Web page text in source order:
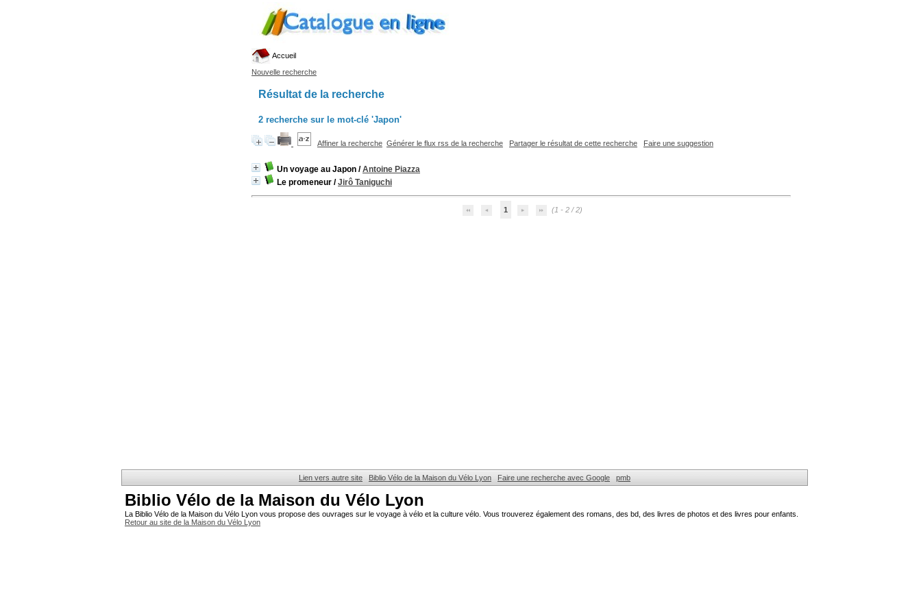
Accueil
Nouvelle recherche
Résultat de la recherche
2 recherche sur le mot-clé 'Japon'
Affiner la recherche Générer le flux rss de la recherche Partager le résultat de cette recherche Faire une suggestion
Un voyage au Japon /Antoine Piazza
Le promeneur /Jirô Taniguchi
1 (1 - 2 / 2)
Lien vers autre site Biblio Vélo de la Maison du Vélo Lyon Faire une recherche avec Google pmb
Biblio Vélo de la Maison du Vélo Lyon
La Biblio Vélo de la Maison du Vélo Lyon vous propose des ouvrages sur le voyage à vélo et la culture vélo. Vous trouverez également des romans, des bd, des livres de photos et des livres pour enfants.
Retour au site de la Maison du Vélo Lyon